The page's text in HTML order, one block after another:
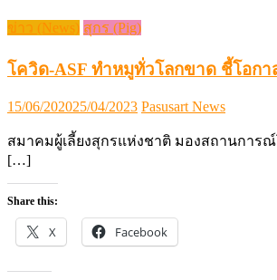
ข่าว (News) สุกร (Pig)
โควิด-ASF ทำหมูทั่วโลกขาด ชี้โอกา
Posted
15/06/202025/04/2023 Author
Pasusart News
สมาคมผู้เลี้ยงสุกรแห่งชาติ มองสถานการ
[…]
Share this:
X Facebook